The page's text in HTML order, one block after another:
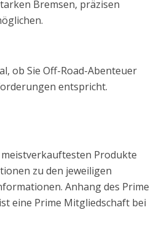
Bremsen, präzisen
ob Sie Off-Road-Abenteuer
entspricht.
Produkte
zu den jeweiligen
Anhang des Prime
eine Prime Mitgliedschaft bei